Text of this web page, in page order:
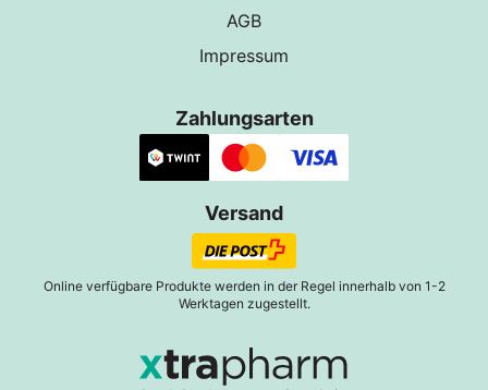
AGB
Impressum
Zahlungsarten
Versand
Online verfügbare Produkte werden in der Regel innerhalb von 1-2
Werktagen zugestellt.